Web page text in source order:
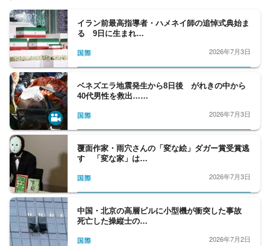
イラン前最高指導者・ハメネイ師の追悼式典始ま
る 9日に生まれ…
国際 2026年7月3日
ベネズエラ地震発生から8日後 がれきの中から
40代男性を救出……
国際 2026年7月3日
覆面作家・雨穴さんの「変な絵」ダガー賞受賞逃
す 「変な家」は…
国際 2026年7月3日
中国・北京の高層ビルに小型機が衝突した事故
死亡した操縦士の…
国際 2026年7月2日